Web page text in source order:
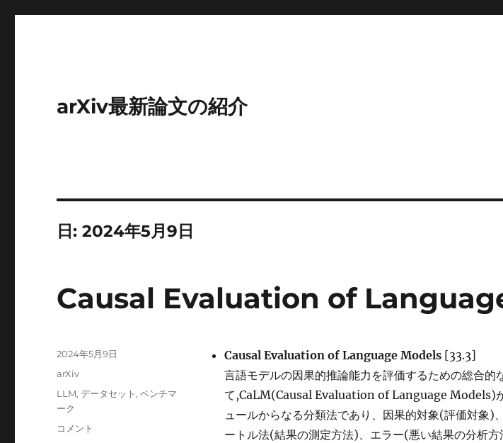
arXiv最新論文の紹介
日:2024年5月9日
Causal Evaluation of
Causal Evaluation of Language Models [33.3]
言語モデルの因果的推論能力を評価するための総合的
て,CaLM(Causal Evaluation of Language Models)
ュールからなる分類法であり、因果的対象(評価対象)
ートル法(結果の測定方法)、エラー(悪い結果の分析方
投
2024年5月9日
カ
ー
arXiv
タ
グ
LLM,データセット ,ベンチマ
ーク
Causal
コメント